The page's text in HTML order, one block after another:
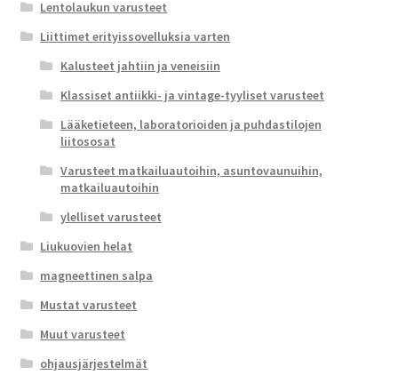
Lentolaukun varusteet
Liittimet erityissovelluksia varten
Kalusteet jahtiin ja veneisiin
Klassiset antiikki- ja vintage-tyyliset varusteet
Lääketieteen, laboratorioiden ja puhdastilojen
liitososat
Varusteet matkailuautoihin, asuntovaunuihin,
matkailuautoihin
ylelliset varusteet
Liukuovien helat
magneettinen salpa
Mustat varusteet
Muut varusteet
ohjausjärjestelmät